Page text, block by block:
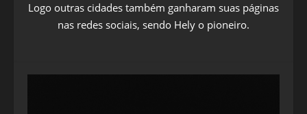
Logo outras cidades também ganharam suas páginas
nas redes sociais, sendo Hely o pioneiro.